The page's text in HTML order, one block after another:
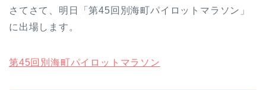
さてさて、明日「第45回別海町パイロットマラソン」
に出場します。
第45回別海町パイロットマラソン